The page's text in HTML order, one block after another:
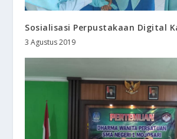
Sosialisasi Perpustakaan Digital
3 Agustus 2019